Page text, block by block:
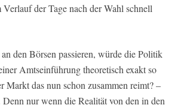
der Tage nach der Wahl schnell
den Börsen passieren, würde die Politik
Amtseinführung theoretisch exakt so
Markt das nun schon zusammen reimt? –
nur wenn die Realität von den in den